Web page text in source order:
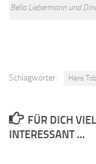
Bella Liebermann und
Schlagwörter: Hans
FÜR DICH
INTERESSANT …